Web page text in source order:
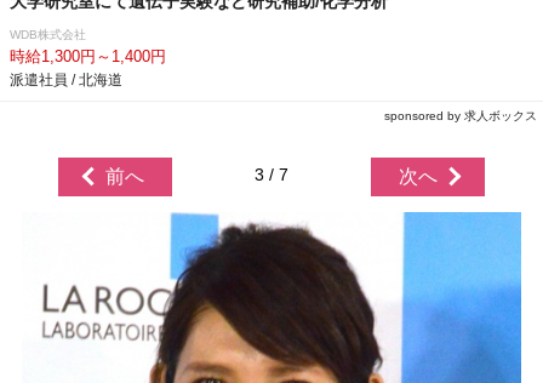
WDB株式会社
時給1,300円～1,400円
派遣社員 / 北海道
sponsored by 求人ボックス
前へ 3 / 7 次へ